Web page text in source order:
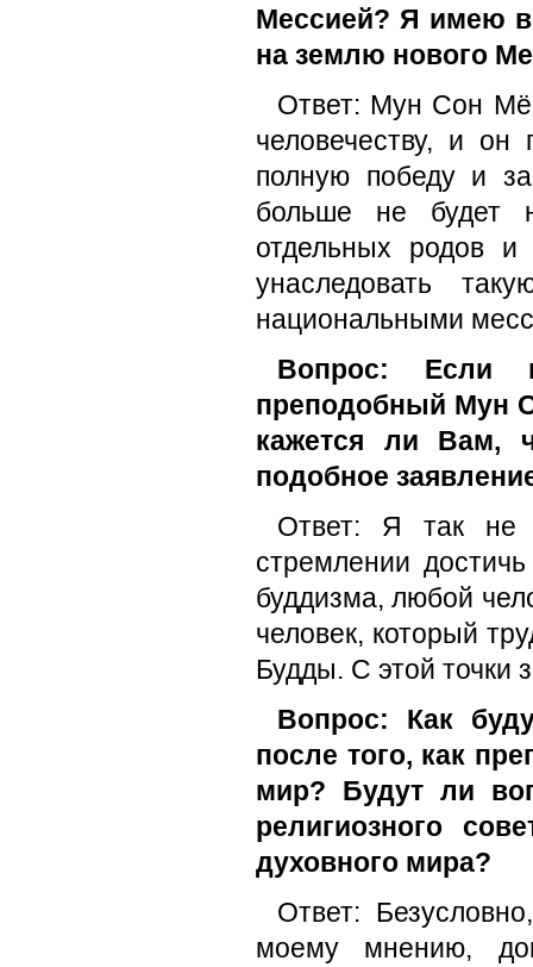
Мессией? Я имею в
на землю нового
Ответ: Мун Сон
человечеству, и
полную победу и
больше не будет
отдельных родов
унаследовать
национальными
Вопрос: Если
преподобный Мун
кажется ли Вам,
подобное
Ответ: Я так не
стремлении
буддизма, любой
человек, который
Будды. С этой точки
Вопрос: Как
после того, как
мир? Будут ли
религиозного
духовного мира?
Ответ:
моему мнению,